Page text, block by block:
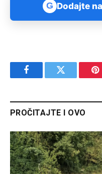
G Dodajte
FacebookTwitter
PROČITAJTE I OVO